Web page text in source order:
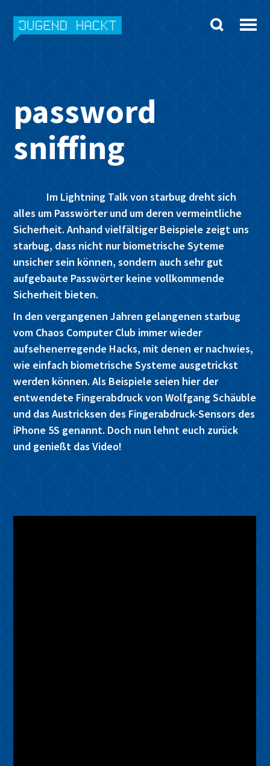
Skip
to
password
sniffing
Im Lightning Talk von starbug dreht sich
alles um Passwörter und um deren vermeintliche
Sicherheit. Anhand vielfältiger Beispiele zeigt uns
starbug, dass nicht nur biometrische Syteme
unsicher sein können, sondern auch sehr gut
aufgebaute Passwörter keine vollkommende
Sicherheit bieten.
In den vergangenen Jahren gelangenen starbug
vom Chaos Computer Club immer wieder
aufsehenerregende Hacks, mit denen er nachwies,
wie einfach biometrische Systeme ausgetrickst
werden können. Als Beispiele seien hier der
entwendete Fingerabdruck von Wolfgang Schäuble
und das Austricksen des Fingerabdruck-Sensors des
iPhone 5S genannt. Doch nun lehnt euch zurück
und genießt das Video!